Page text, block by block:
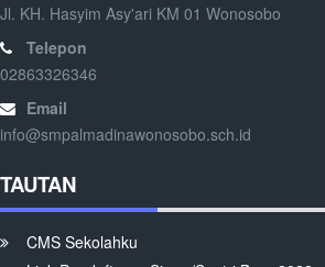
Jl. KH. Hasyim Asy'ari KM 01 Wonosobo
Telepon
02863326346
Email
info@smpalmadinawonosobo.sch.id
TAUTAN
CMS Sekolahku